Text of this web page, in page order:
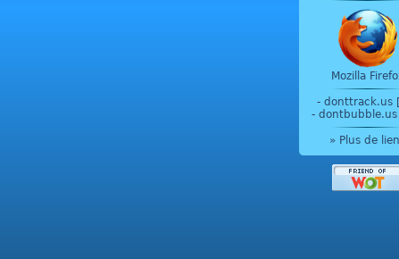
Mozilla
- donttrack.us
-
» Plus de